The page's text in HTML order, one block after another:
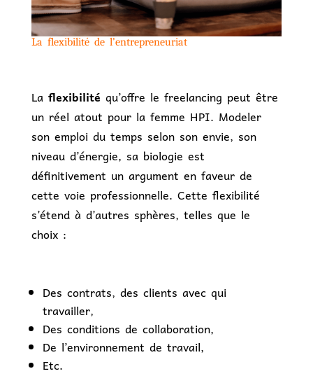
La flexibilité de l’entrepreneuriat
La flexibilité qu’offre le freelancing peut être
un réel atout pour la femme HPI. Modeler
son emploi du temps selon son envie, son
niveau d’énergie, sa biologie est
définitivement un argument en faveur de
cette voie professionnelle. Cette flexibilité
s’étend à d’autres sphères, telles que le
choix :
Des contrats, des clients avec qui
travailler,
Des conditions de collaboration,
De l’environnement de travail,
Etc.